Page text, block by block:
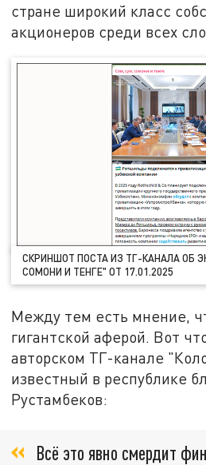
стране широкий класс
акционеров среди всех
СКРИНШОТ ПОСТА ИЗ ТГ-КАНАЛА ОБ
СОМОНИ И ТЕНГЕ" ОТ 17.01.2025
Между тем есть мнение,
гигантской аферой. Вот
авторском ТГ-канале
известный в республике
Рустамбеков:
Всё это явно смердит